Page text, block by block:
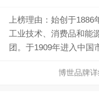
上榜理由：始创于1886
工业技术、消费品和能
团。于1909年进入中国
间。在过去的112年里
博世品牌